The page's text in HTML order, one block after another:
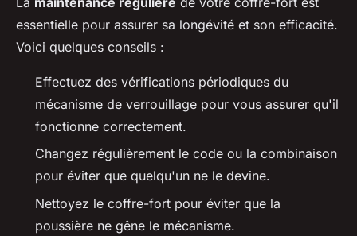
essentielle pour assurer sa longévité et son efficacité.
Voici quelques conseils :
Effectuez des vérifications périodiques du
mécanisme de verrouillage pour vous assurer qu'il
fonctionne correctement.
Changez régulièrement le code ou la combinaison
pour éviter que quelqu'un ne le devine.
Nettoyez le coffre-fort pour éviter que la
poussière ne gêne le mécanisme.